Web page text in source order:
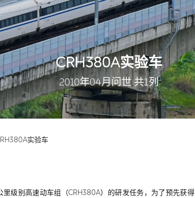
CRH380A实验车
2010年04月问世 共1列
实验车
级别高速动车组（CRH380A）的研发任务，为了预先获得